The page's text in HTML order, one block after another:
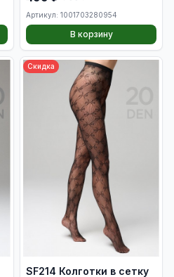
черный, размер XL
Артикул: 1001703280954
В корзину
Скидка
SF214 Колготки в сетку